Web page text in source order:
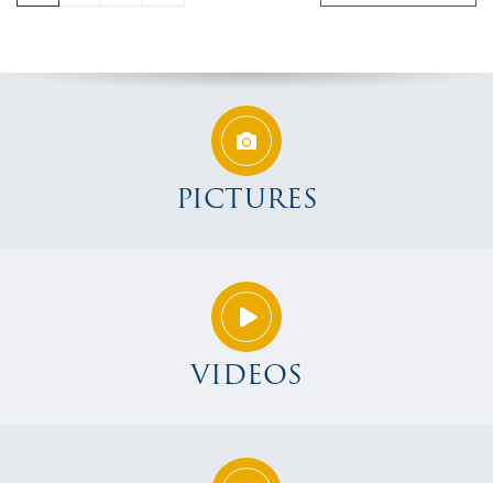
PICTURES
VIDEOS